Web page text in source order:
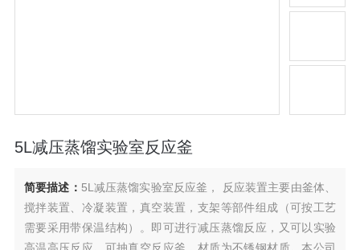
5L减压蒸馏实验室反应釜
简要描述： 5L减压蒸馏实验室反应釜， 反应装置主要由釜体、
搅拌装置、冷凝装置，真空装置，支架等部件组成（可按工艺
需要采用带保温结构）。即可进行减压蒸馏反应，又可以实验
高温高压反应。可抽真空反应釜，材质为不锈钢材质。本公司